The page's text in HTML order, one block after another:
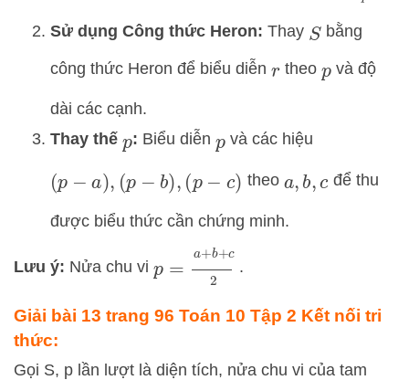
Sử dụng Công thức Heron: Thay Sbằng
công thức Heron để biểu diễn rtheo pvà độ
dài các cạnh.
Thay thế p: Biểu diễn pvà các hiệu
(p −a ),(p −b ), p− c) theo a, b,c để thu
được biểu thức cần chứng minh.
Lưu ý: Nửa chu vi +b+c2 .
Giải bài 13 trang 96 Toán 10 Tập 2 Kết nối tri
thức:
Gọi S, p lần lượt là diện tích, nửa chu vi của tam